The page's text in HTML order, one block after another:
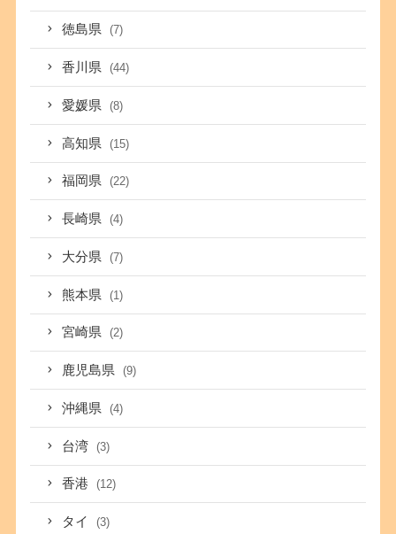
徳島県 (7)
香川県 (44)
愛媛県 (8)
高知県 (15)
福岡県 (22)
長崎県 (4)
大分県 (7)
熊本県 (1)
宮崎県 (2)
鹿児島県 (9)
沖縄県 (4)
台湾 (3)
香港 (12)
タイ (3)